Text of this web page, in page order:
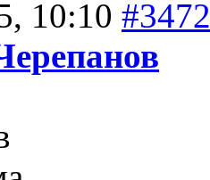
10:10 #3472